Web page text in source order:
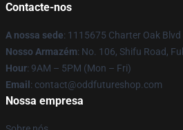
Contacte-nos
A nossa sede: 1115675 Charter Oak
Nosso Armazém: No. 106, Shifu Road,
Hour: 9AM – 5PM (Mon – Fri)
Email : contact@oddfutureshop.com
Nossa empresa